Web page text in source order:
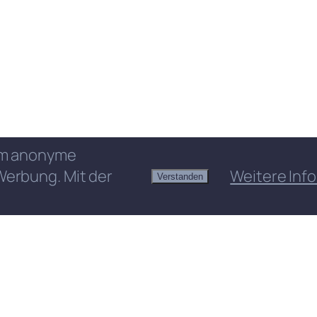
anonyme
Mit der
Verstanden Weitere